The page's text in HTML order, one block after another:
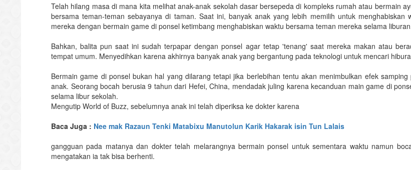
Telah hilang masa di mana kita melihat anak-anak sekolah dasar bersepeda di kompleks rumah atau bermain
bersama teman-teman sebayanya di taman. Saat ini, banyak anak yang lebih memilih untuk menghabiskan
mereka dengan bermain game di ponsel ketimbang menghabiskan waktu bersama teman mereka selama
Bahkan, balita pun saat ini sudah terpapar dengan ponsel agar tetap 'tenang' saat mereka makan atau
tempat umum. Menyedihkan karena akhirnya banyak anak yang bergantung pada teknologi untuk mencari
Bermain game di ponsel bukan hal yang dilarang tetapi jika berlebihan tentu akan menimbulkan efek samping
anak. Seorang bocah berusia 9 tahun dari Hefei, China, mendadak juling karena kecanduan main game di
selama libur sekolah.
Mengutip World of Buzz, sebelumnya anak ini telah diperiksa ke dokter karena
Baca Juga : Nee mak Razaun Tenki Matabixu Manutolun Karik Hakarak isin Tun Lalais
gangguan pada matanya dan dokter telah melarangnya bermain ponsel untuk sementara waktu namun
mengatakan ia tak bisa berhenti.